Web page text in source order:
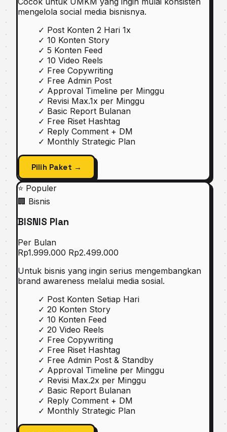
mengelola social media bisnisnya.
✓ Post Konten 2 Hari 1x
✓ 10 Konten Story
✓ 5 Konten Feed
✓ 10 Video Reels
✓ Free Copywriting
✓ Free Admin Post
✓ Approval Timeline per Minggu
✓ Revisi Max.1x per Minggu
✓ Basic Report Bulanan
✓ Free Riset Hashtag
✓ Reply Comment + DM
✓ Monthly Strategic Plan
Pilih Paket →
⭐ Populer
🏢 Bisnis
BISNIS Plan
Per Bulan
Rp1.999.000 Rp2.499.000
Untuk bisnis yang ingin serius mengembangkan
brand awareness melalui media sosial.
✓ Post Konten Setiap Hari
✓ 20 Konten Story
✓ 10 Konten Feed
✓ 20 Video Reels
✓ Free Copywriting
✓ Free Riset Hashtag
✓ Free Admin Post & Standby
✓ Approval Timeline per Minggu
✓ Revisi Max.2x per Minggu
✓ Basic Report Bulanan
✓ Reply Comment + DM
✓ Monthly Strategic Plan